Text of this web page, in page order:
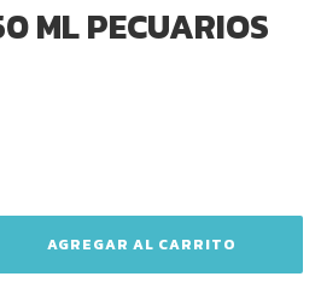
ML PECUARIOS